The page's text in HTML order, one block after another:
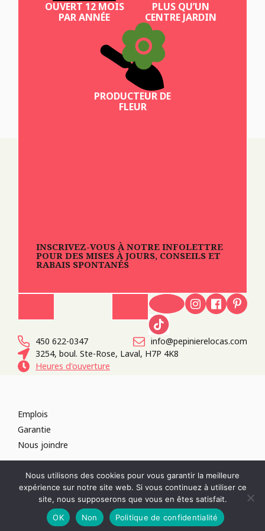
OUVERT 12 MOIS
PAR ANNÉE
PLUS QU’UN
CENTRE JARDIN
PRODUCTEUR DE
FLEUR
INSCRIVEZ-VOUS À NOTRE INFOLETTRE
POUR DES MISES À JOURS, CONSEILS ET
RABAIS SPONTANÉS
450 622-0347
info@pepinierelocas.com
3254, boul. Ste-Rose, Laval, H7P 4K8
Heures d'ouverture
Emplois
Garantie
Nous joindre
SITES WEB :PAR DESIGN, AGENCE WEB
RÉVOQUER LE CONSENTEMENT
POLITIQUE DE CONFIDENTIALITÉ
Nous utilisons des cookies pour vous garantir la meilleure
expérience sur notre site web. Si vous continuez à utiliser ce
site, nous supposerons que vous en êtes satisfait.
OK
Non Politique de confidentialité